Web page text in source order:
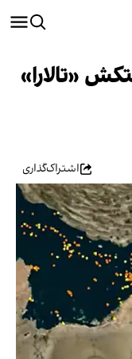
«تالارا»
اشتراک‌گذاری